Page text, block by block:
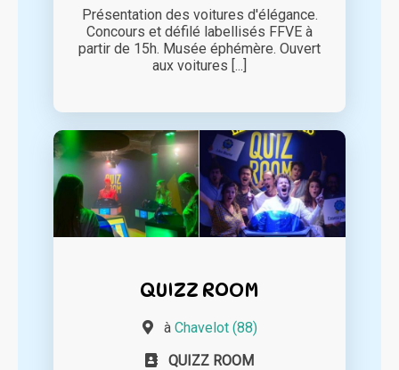
Présentation des voitures d'élégance.
Concours et défilé labellisés FFVE à
partir de 15h. Musée éphémère. Ouvert
aux voitures [...]
QUIZZ ROOM
à Chavelot (88)
QUIZZ ROOM